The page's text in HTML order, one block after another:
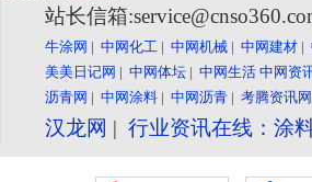
站长信箱
牛涂网 | 中网化工 | 中网机械 | 中网建材 |
美美日记网 | 中网体坛 | 中网生活 中网资
沥青网 | 中网涂料 | 中网沥青 | 考腾资讯网
汉龙网 | 行业资讯在线：涂